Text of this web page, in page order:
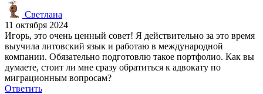
Светлана
11 октября 2024
Игорь, это очень ценный совет! Я действительно за это время
выучила литовский язык и работаю в международной
компании. Обязательно подготовлю такое портфолио. Как вы
думаете, стоит ли мне сразу обратиться к адвокату по
миграционным вопросам?
Ответить